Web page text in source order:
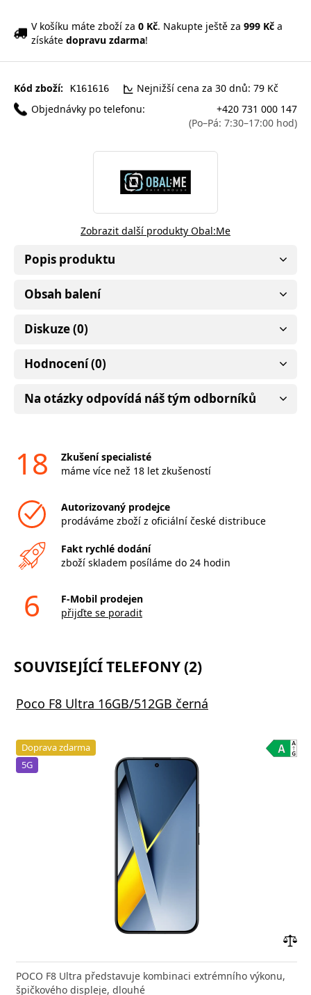
V košíku máte zboží za 0 Kč. Nakupte ještě za 999 Kč a
získáte dopravu zdarma!
Kód zboží: K161616
Nejnižší cena za 30 dnů: 79 Kč
Objednávky po telefonu:
+420 731 000 147
(Po–Pá: 7:30–17:00 hod)
Zobrazit další produkty Obal:Me
Popis produktu
Obsah balení
Diskuze (0)
Hodnocení (0)
Na otázky odpovídá náš tým odborníků
18
Zkušení specialisté
máme více než 18 let zkušeností
Autorizovaný prodejce
prodáváme zboží z oficiální české distribuce
Fakt rychlé dodání
zboží skladem posíláme do 24 hodin
6
F-Mobil prodejen
přijďte se poradit
SOUVISEJÍCÍ TELEFONY (2)
Poco F8 Ultra 16GB/512GB černá
Doprava zdarma
5G
POCO F8 Ultra představuje kombinaci extrémního výkonu,
špičkového displeje, dlouhé